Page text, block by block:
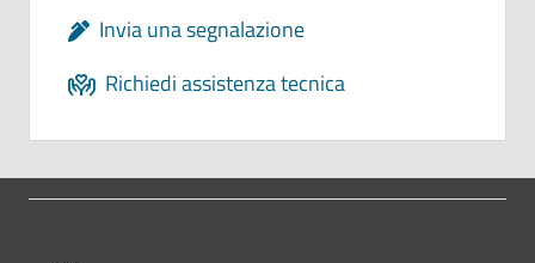
Invia una segnalazione
Richiedi assistenza tecnica